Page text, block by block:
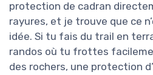
protection de cadran
rayures, et je trouve que ce
idée. Si tu fais du trail en
randos où tu frottes
des rochers, une protection